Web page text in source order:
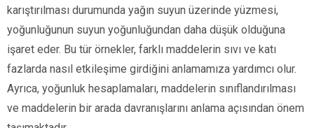
karıştırılması durumunda yağın suyun üzerinde yüzmesi,
yoğunluğunun suyun yoğunluğundan daha düşük olduğuna
işaret eder. Bu tür örnekler, farklı maddelerin sıvı ve katı
fazlarda nasıl etkileşime girdiğini anlamamıza yardımcı olur.
Ayrıca, yoğunluk hesaplamaları, maddelerin sınıflandırılması
ve maddelerin bir arada davranışlarını anlama açısından önem